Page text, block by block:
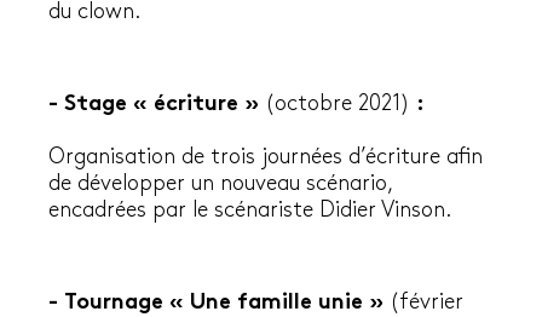
du clown.
- Stage « écriture » (octobre 2021) :
Organisation de trois journées d’écriture afin
de développer un nouveau scénario,
encadrées par le scénariste Didier Vinson.
- Tournage « Une famille unie » (février